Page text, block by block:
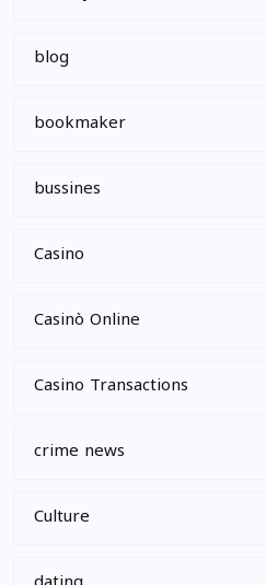
blog
bookmaker
bussines
Casino
Casinò Online
Casino Transactions
crime news
Culture